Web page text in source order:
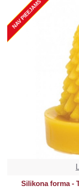
NAV PIEEJAMS
Silikona forma -